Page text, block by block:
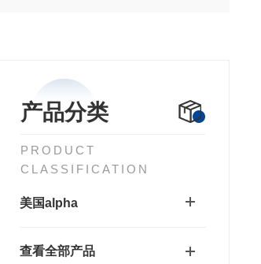
产品分类
PRODUCT
CLASSIFICATION
美国alpha
查看全部产品